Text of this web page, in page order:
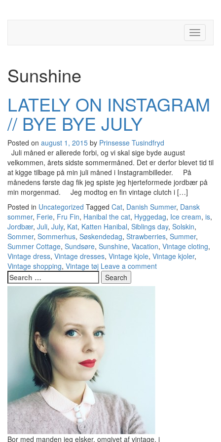
Toggle
Sunshine
LATELY ON INSTAGRAM
// BYE BYE JULY
Posted on august 1, 2015 by Prinsesse Tusindfryd
Juli måned er allerede forbi, og vi skal sige byde august
velkommen, årets sidste sommermåned. Det er derfor blevet tid til
at kigge tilbage på min juli måned i Instagrambilleder. På
månedens første dag fik jeg spiste jeg hjerteformede jordbær på
min morgenmad. Jeg modtog en fin vintage clutch i […]
Posted in Uncategorized Tagged Cat, Danish Summer, Dansk
sommer, Ferie, Fru Fin, Hanibal the cat, Hyggedag, Ice cream, is,
Jordbær, Juli, July, Kat, Katten Hanibal, Siblings day, Solskin,
Sommer, Sommerhus, Søskendedag, Strawberries, Summer,
Summer Cottage, Sundsøre, Sunshine, Vacation, Vintage cloting,
Vintage dress, Vintage dresses, Vintage kjole, Vintage kjoler,
Vintage shopping, Vintage tøj Leave a comment
Bor med manden jeg elsker, omgivet af vintage, i